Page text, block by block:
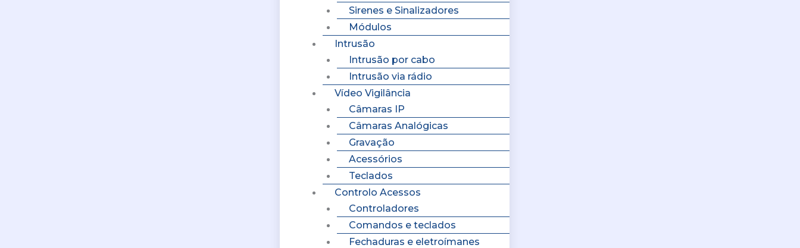
Sirenes e Sinalizadores
Módulos
Intrusão
Intrusão por cabo
Intrusão via rádio
Vídeo Vigilância
Câmaras IP
Câmaras Analógicas
Gravação
Acessórios
Teclados
Controlo Acessos
Controladores
Comandos e teclados
Fechaduras e eletroímanes